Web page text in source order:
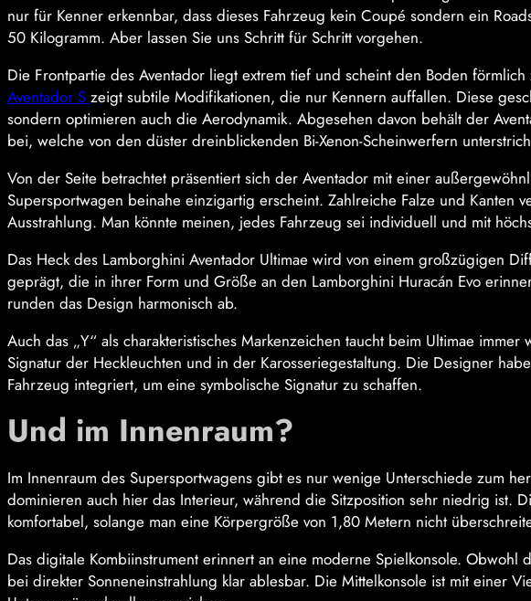
nur für Kenner erkennbar, dass dieses Fahrzeug kein Coupé sondern ein
50 Kilogramm. Aber lassen Sie uns Schritt für Schritt vorgehen.
Die Frontpartie des Aventador liegt extrem tief und scheint den Boden
Aventador S zeigt subtile Modifikationen, die nur Kennern auffallen. Diese
sondern optimieren auch die Aerodynamik. Abgesehen davon behält der
bei, welche von den düster dreinblickenden Bi-Xenon-Scheinwerfern
Von der Seite betrachtet präsentiert sich der Aventador mit einer
Supersportwagen beinahe einzigartig erscheint. Zahlreiche Falze und Kanten
Ausstrahlung. Man könnte meinen, jedes Fahrzeug sei individuell und mit
Das Heck des Lamborghini Aventador Ultimae wird von einem großzügigen
geprägt, die in ihrer Form und Größe an den Lamborghini Huracán Evo
runden das Design harmonisch ab.
Auch das „Y“ als charakteristisches Markenzeichen taucht beim Ultimae
Signatur der Heckleuchten und in der Karosseriegestaltung. Die Designer
Fahrzeug integriert, um eine symbolische Signatur zu schaffen.
Und im Innenraum?
Im Innenraum des Supersportwagens gibt es nur wenige Unterschiede zum
dominieren auch hier das Interieur, während die Sitzposition sehr niedrig ist.
komfortabel, solange man eine Körpergröße von 1,80 Metern nicht
Das digitale Kombiinstrument erinnert an eine moderne Spielkonsole.
bei direkter Sonneneinstrahlung klar ablesbar. Die Mittelkonsole ist mit einer